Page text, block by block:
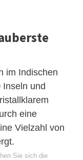
im Indischen
Inseln und
eine
Vielzahl von
Sie sich die